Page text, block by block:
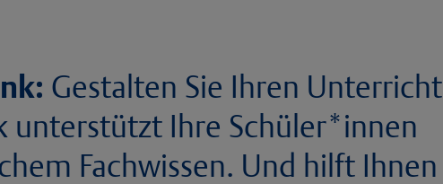
Gestalten Sie Ihren Unterricht
unterstützt Ihre Schüler*innen
Fachwissen. Und hilft Ihnen